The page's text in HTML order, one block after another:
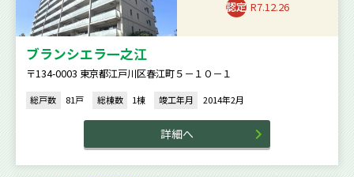
R7.12.26
ブランシエラ一之江
〒134-0003 東京都江戸川区春江町５－１０－１
総戸数 81戸 総棟数 1棟 竣工年月 2014年2月
詳細へ